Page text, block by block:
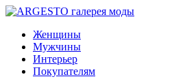
Женщины
Мужчины
Интерьер
Покупателям